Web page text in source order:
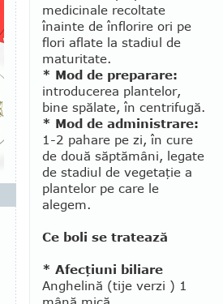
medicinale recoltate
înainte de înflorire ori pe
flori aflate la stadiul de
maturitate.
* Mod de preparare:
introducerea plantelor,
bine spălate, în centrifugă.
* Mod de administrare:
1-2 pa­hare pe zi, în cure
de două săp­tămâni, le­gate
de stadiul de vege­ta­ţie a
plante­lor pe care le
alegem.
Ce boli se tratează
* Afecţiuni biliare
Anghelină (tije verzi ) 1